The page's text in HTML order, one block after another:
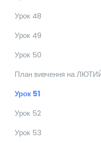
Урок 48
Урок 49
Урок 50
План вивчення на
Урок 51
Урок 52
Урок 53